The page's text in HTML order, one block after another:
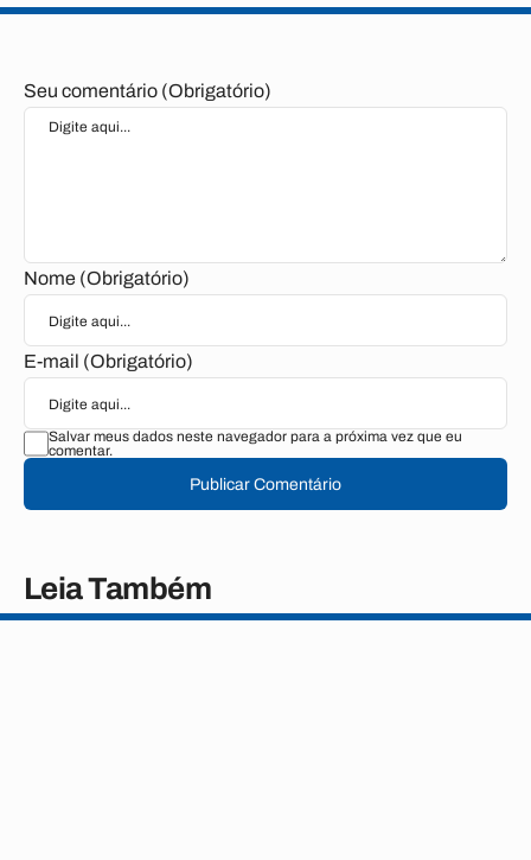
Seu comentário (Obrigatório)
Nome (Obrigatório)
E-mail (Obrigatório)
Salvar meus dados neste navegador para a próxima vez que eu
comentar.
Publicar Comentário
Leia Também